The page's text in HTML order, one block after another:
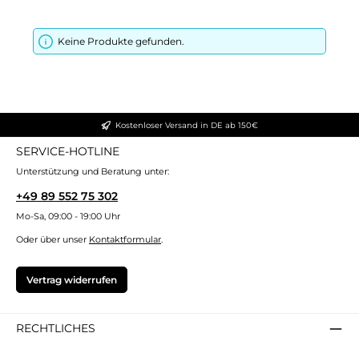
Keine Produkte gefunden.
Kostenloser Versand in DE ab 150€
SERVICE-HOTLINE
Unterstützung und Beratung unter:
+49 89 552 75 302
Mo-Sa, 09:00 - 19:00 Uhr
Oder über unser Kontaktformular.
Vertrag widerrufen
RECHTLICHES